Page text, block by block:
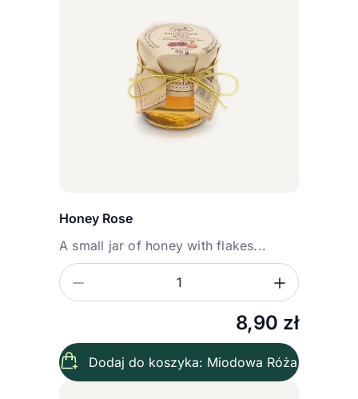
Honey Rose
A small jar of honey with flakes...
8,90 zł
Zmniejsz ilość
Dodaj do koszyka: Miodowa Róża